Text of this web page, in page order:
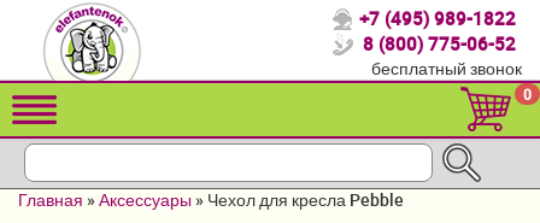
Спасибо, что выбрали нас!
Распродажа!
Детские коляски
+7 (495) 989-1822
8 (800) 775-06-52
бесплатный звонок
0
Главная »Аксессуары » Чехол для кресла Pebble